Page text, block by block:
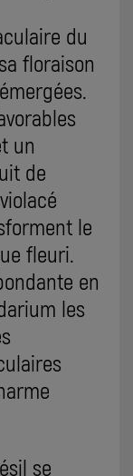
du
floraison
un
de
le
fleuri.
en
les
se